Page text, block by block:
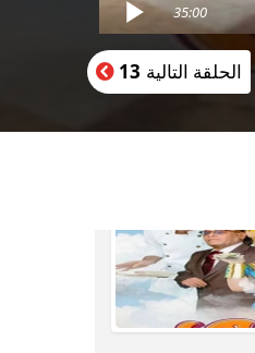
35:00
الحلقة التالية 13